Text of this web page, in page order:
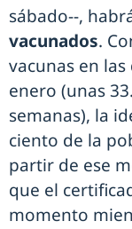
sábado--,
vacunados.
vacunas en
enero (unas
semanas), la
ciento de la
partir de ese
que el
momento